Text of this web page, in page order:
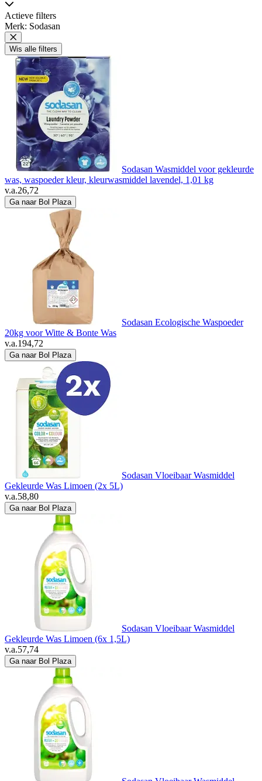
Actieve filters
Merk: Sodasan
Wis alle filters
Sodasan Wasmiddel voor gekleurde
was, waspoeder kleur, kleurwasmiddel lavendel, 1,01 kg
v.a.26,72
Ga naar Bol Plaza
Sodasan Ecologische Waspoeder
20kg voor Witte & Bonte Was
v.a.194,72
Ga naar Bol Plaza
Sodasan Vloeibaar Wasmiddel
Gekleurde Was Limoen (2x 5L)
v.a.58,80
Ga naar Bol Plaza
Sodasan Vloeibaar Wasmiddel
Gekleurde Was Limoen (6x 1,5L)
v.a.57,74
Ga naar Bol Plaza